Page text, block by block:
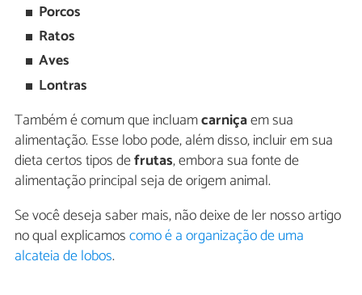
Porcos
Ratos
Aves
Lontras
Também é comum que incluamcarniçaem sua
alimentação. Esse lobo pode, além disso, incluir em sua
dieta certos tipos defrutas, embora sua fonte de
alimentação principal seja de origem animal.
Se você deseja saber mais, não deixe de ler nosso artigo
no qual explicamoscomo é a organização de uma
alcateia de lobos.